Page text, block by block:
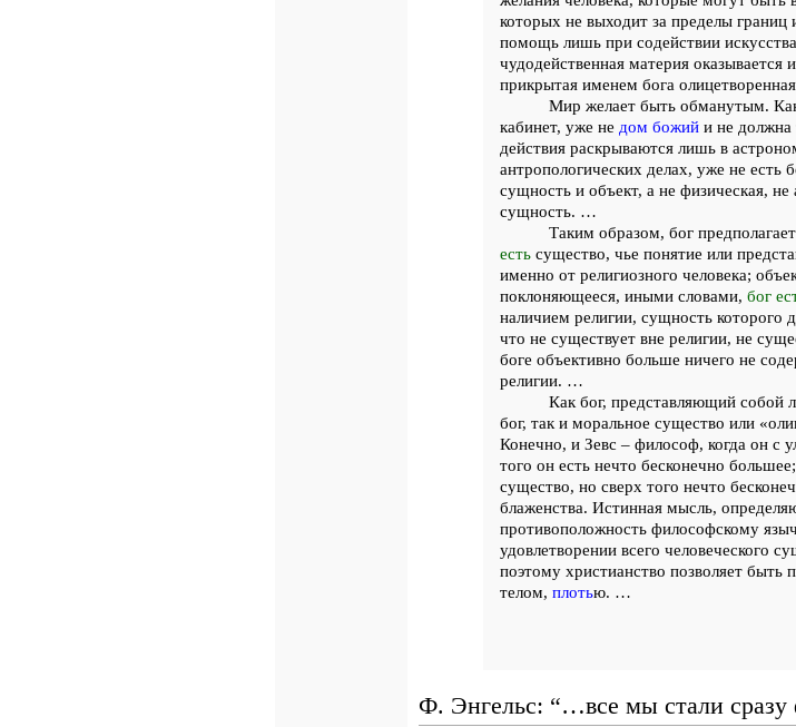
которых не выходит за пределы границ
помощь лишь при содействии
чудодейственная материя оказывается
прикрытая именем бога
Мир желает быть обманутым.
кабинет, уже не дом божийи не должна
действия раскрываются лишь в
антропологических делах, уже не есть
сущность и объект, а не физическая,
сущность. …
Таким образом, бог
естьсущество, чье понятие или
именно от религиозного человека;
поклоняющееся, иными словами, бог
наличием религии, сущность которого
что не существует вне религии, не
боге объективно больше ничего не
религии. …
Как бог, представляющий собой
бог, так и моральное существо или
Конечно, и Зевс – философ, когда он с
того он есть нечто бесконечно
существо, но сверх того нечто
блаженства. Истинная мысль,
противоположность философскому
удовлетворении всего человеческого
поэтому христианство позволяет
телом, плотью. …
Ф. Энгельс: “…все мы стали сразу